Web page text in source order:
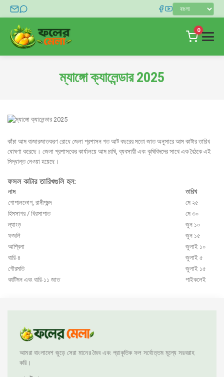
0
লগইন
ম্যাঙ্গো ক্যালেন্ডার 2025
কাঁচা আম বাজারজাতকরণ রোধে জেলা প্রশাসন গত আট বছরের মতো জাত অনুসারে আম কাটার তারিখ
ঘোষণা করেছে। জেলা প্রশাসকের কার্যালয়ে আম চাষি, ব্যবসায়ী এবং কৃষিবিদদের সাথে এক বৈঠকে এই
সিদ্ধান্ত নেওয়া হয়েছে।
ফসল কাটার তারিখগুলি হল:
নাম
তারিখ
গোপালভোগ, রানীপচন্দ
মে ২৫
হিমসাগর / খিরসাপাত
মে ৩০
ল্যাংড়
জুন ১০
ফজলি
জুন ১৫
আশ্বিনা
জুলাই ১০
বারি-৪
জুলাই ৫
গৌরমতি
জুলাই ১৫
কাটিমন এবং বারি-১১ জাত
পাইকলেই
আমরা বাংলাদেশ জুড়ে সেরা মানের জৈব এবং প্রাকৃতিক ফল সর্বোত্তম মূল্যে সরবরাহ
করি।